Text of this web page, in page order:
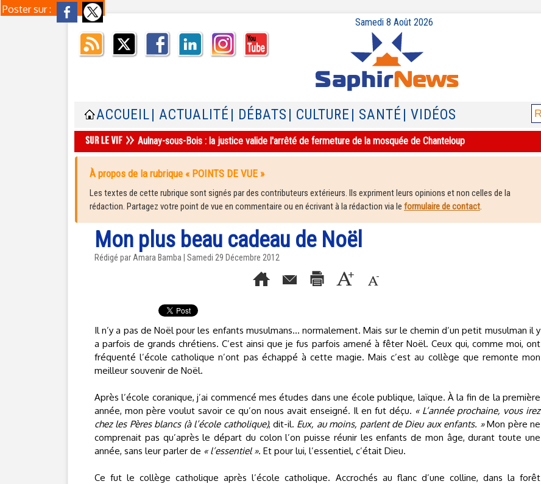
Poster sur :
Samedi 8 Août 2026
ACCUEIL | ACTUALITÉ | DÉBATS | CULTURE | SANTÉ | VIDÉOS
Aulnay-sous-Bois : la justice valide l'arrêté de fermeture de la mosquée de Chanteloup
À propos de la rubrique « POINTS DE VUE »
Les textes de cette rubrique sont signés par des contributeurs extérieurs. Ils expriment leurs opinions et non celles de la
rédaction. Partagez votre point de vue en commentaire ou en écrivant à la rédaction via le formulaire de contact.
Mon plus beau cadeau de Noël
Rédigé par Amara Bamba | Samedi 29 Décembre 2012
Il n’y a pas de Noël pour les enfants musulmans... normalement. Mais sur le chemin d’un petit musulman il y
a parfois de grands chrétiens. C’est ainsi que je fus parfois amené à fêter Noël. Ceux qui, comme moi, ont
fréquenté l’école catholique n’ont pas échappé à cette magie. Mais c’est au collège que remonte mon
meilleur souvenir de Noël.
Après l’école coranique, j’ai commencé mes études dans une école publique, laïque. À la fin de la première
année, mon père voulut savoir ce qu’on nous avait enseigné. Il en fut déçu. « L’année prochaine, vous irez
chez les Pères blancs (à l’école catholique), dit-il. Eux, au moins, parlent de Dieu aux enfants. »Mon père ne
comprenait pas qu’après le départ du colon l’on puisse réunir les enfants de mon âge, durant toute une
année, sans leur parler de « l’essentiel ». Et pour lui, l’essentiel, c’était Dieu.
Ce fut le collège catholique après l’école catholique. Accrochés au flanc d’une colline, dans la forêt